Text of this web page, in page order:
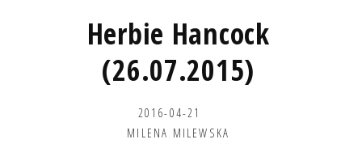
Herbie Hancock
(26.07.2015)
2016-04-21
MILENA MILEWSKA